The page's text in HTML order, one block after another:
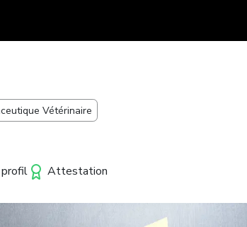
Vétérinaire
Attestation